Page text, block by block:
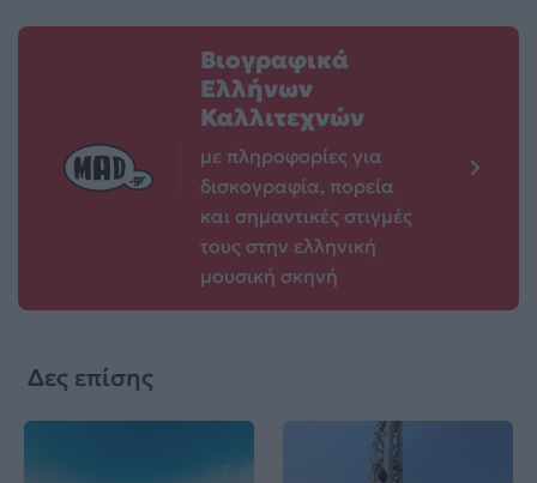
Βιογραφικά
Ελλήνων
Καλλιτεχνών
με πληροφορίες για
δισκογραφία, πορεία
και σημαντικές στιγμές
τους στην ελληνική
μουσική σκηνή
Δες επίσης